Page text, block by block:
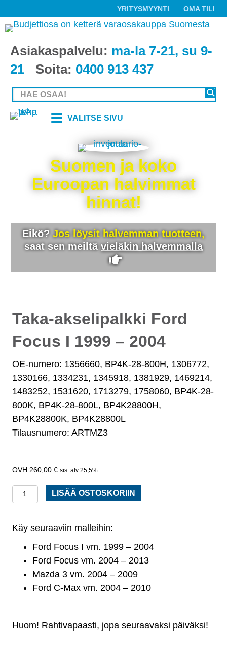
YRITYSMYYNTI OMA TILI
Asiakaspalvelu: ma-la 7-21, su 9-
21
Soita: 0400 913 437
VALITSE SIVU
Suomen ja koko
Euroopan halvimmat
hinnat!
Eikö? Jos löysit halvemman tuotteen,
saat sen meiltävieläkin halvemmalla
Taka-akselipalkki Ford
Focus I 1999 – 2004
OE-numero: 1356660, BP4K-28-800H, 1306772,
1330166, 1334231, 1345918, 1381929, 1469214,
1483252, 1531620, 1713279, 1758060, BP4K-28-
800K, BP4K-28-800L, BP4K28800H,
BP4K28800K, BP4K28800L
Tilausnumero: ARTMZ3
260,00 € sis. alv 25,5%
Taka-
akselipalkki
Focus
1999
2004
LISÄÄ OSTOSKORIIN
Käy seuraaviin malleihin:
Ford Focus I vm. 1999 – 2004
Ford Focus vm. 2004 – 2013
Mazda 3 vm. 2004 – 2009
Ford C-Max vm. 2004 – 2010
Huom! Rahtivapaasti, jopa seuraavaksi päiväksi!